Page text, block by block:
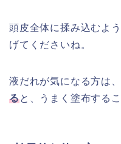
頭皮全体に揉み込むよ
げてくださいね。
液だれが気になる方は、
ると、うまく塗布する